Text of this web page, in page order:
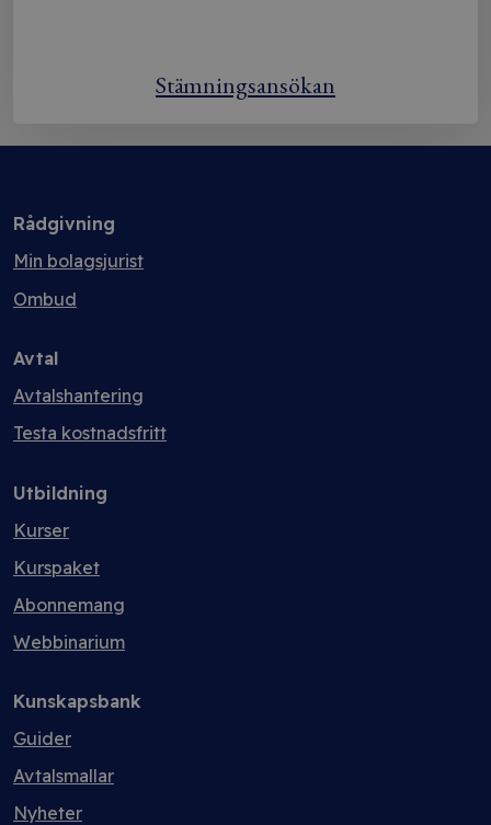
Stämningsansökan
Rådgivning
Min bolagsjurist
Ombud
Avtal
Avtalshantering
Testa kostnadsfritt
Utbildning
Kurser
Kurspaket
Abonnemang
Webbinarium
Kunskapsbank
Guider
Avtalsmallar
Nyheter